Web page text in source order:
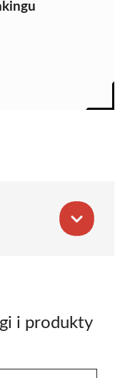
i produkty